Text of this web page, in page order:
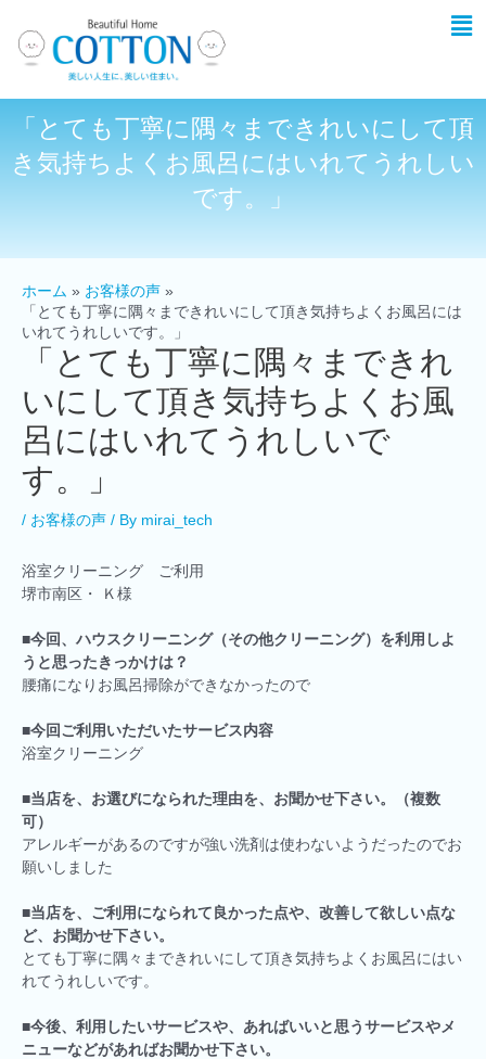
「とても丁寧に隅々まできれいにして頂
き気持ちよくお風呂にはいれてうれしい
です。」
ホーム
お客様の声
「とても丁寧に隅々まできれいにして頂き気持ちよくお風呂には
いれてうれしいです。」
「とても丁寧に隅々まできれ
いにして頂き気持ちよくお風
呂にはいれてうれしいで
す。」
/ お客様の声 / By mirai_tech
浴室クリーニング ご利用
堺市南区・ Ｋ様
■今回、ハウスクリーニング（その他クリーニング）を利用しよ
うと思ったきっかけは？
腰痛になりお風呂掃除ができなかったので
■今回ご利用いただいたサービス内容
浴室クリーニング
■当店を、お選びになられた理由を、お聞かせ下さい。（複数
可）
アレルギーがあるのですが強い洗剤は使わないようだったのでお
願いしました
■当店を、ご利用になられて良かった点や、改善して欲しい点な
ど、お聞かせ下さい。
とても丁寧に隅々まできれいにして頂き気持ちよくお風呂にはい
れてうれしいです。
■今後、利用したいサービスや、あればいいと思うサービスやメ
ニューなどがあればお聞かせ下さい。